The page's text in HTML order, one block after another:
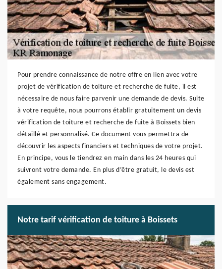
Pour prendre connaissance de notre offre en lien avec votre
projet de vérification de toiture et recherche de fuite, il est
nécessaire de nous faire parvenir une demande de devis. Suite
à votre requête, nous pourrons établir gratuitement un devis
vérification de toiture et recherche de fuite à Boissets bien
détaillé et personnalisé. Ce document vous permettra de
découvrir les aspects financiers et techniques de votre projet.
En principe, vous le tiendrez en main dans les 24 heures qui
suivront votre demande. En plus d’être gratuit, le devis est
également sans engagement.
Notre tarif vérification de toiture à Boissets